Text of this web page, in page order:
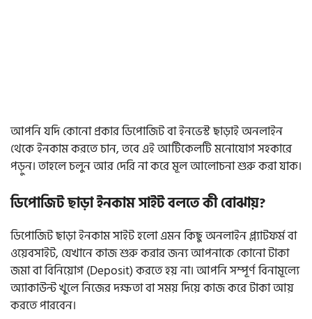
আপনি যদি কোনো প্রকার ডিপোজিট বা ইনভেস্ট ছাড়াই অনলাইন
থেকে ইনকাম করতে চান, তবে এই আর্টিকেলটি মনোযোগ সহকারে
পড়ুন। তাহলে চলুন আর দেরি না করে মূল আলোচনা শুরু করা যাক।
ডিপোজিট ছাড়া ইনকাম সাইট বলতে কী বোঝায়?
ডিপোজিট ছাড়া ইনকাম সাইট হলো এমন কিছু অনলাইন প্ল্যাটফর্ম বা
ওয়েবসাইট, যেখানে কাজ শুরু করার জন্য আপনাকে কোনো টাকা
জমা বা বিনিয়োগ (Deposit) করতে হয় না। আপনি সম্পূর্ণ বিনামূল্যে
অ্যাকাউন্ট খুলে নিজের দক্ষতা বা সময় দিয়ে কাজ করে টাকা আয়
করতে পারবেন।